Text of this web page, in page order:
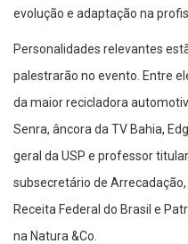
evolução e adaptação na
Personalidades relevantes
palestrarão no evento. Entre
da maior recicladora
Senra, âncora da TV Bahia,
geral da USP e professor
subsecretário de
Receita Federal do Brasil e
na Natura &Co.